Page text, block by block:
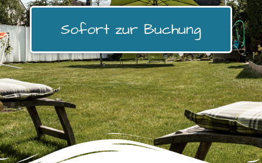
Sofort zur Buchung